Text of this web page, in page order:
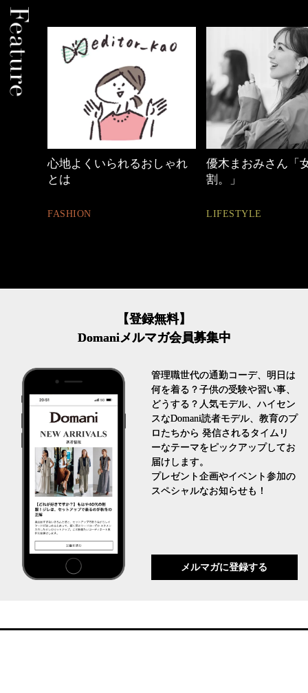
優木まおみさん「女の時間
割。」
LIFESTYLE
【ワーママのきれ
ュアル通勤】
FASHION
【登録無料】
Domaniメルマガ会員募集中
管理職世代の通勤コーデ、明日は
何を着る？子供の受験や習い事、
どうする？人気モデル、ハイセン
スなDomani読者モデル、教育のプ
ロたちから 発信されるタイムリ
ーなテーマをピックアップしてお
届けします。
プレゼント企画やイベント参加の
スペシャルなお知らせも！
メルマガに登録する